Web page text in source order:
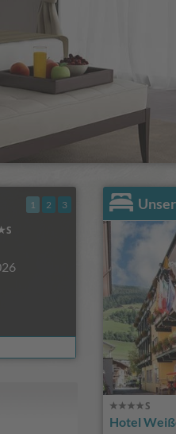
1 2 3
Hotel